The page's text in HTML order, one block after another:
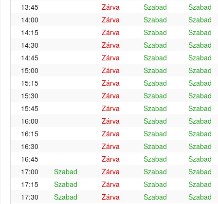
13:45
Zárva Szabad
Szabad
14:00
Zárva Szabad
Szabad
14:15
Zárva Szabad
Szabad
14:30
Zárva Szabad
Szabad
14:45
Zárva Szabad
Szabad
15:00
Zárva Szabad
Szabad
15:15
Zárva Szabad
Szabad
15:30
Zárva Szabad
Szabad
15:45
Zárva Szabad
Szabad
16:00
Zárva Szabad
Szabad
16:15
Zárva Szabad
Szabad
16:30
Zárva Szabad
Szabad
16:45
Zárva Szabad
Szabad
17:00
Szabad Zárva Szabad
Szabad
17:15
Szabad Zárva Szabad
Szabad
17:30
Szabad Zárva Szabad
Szabad